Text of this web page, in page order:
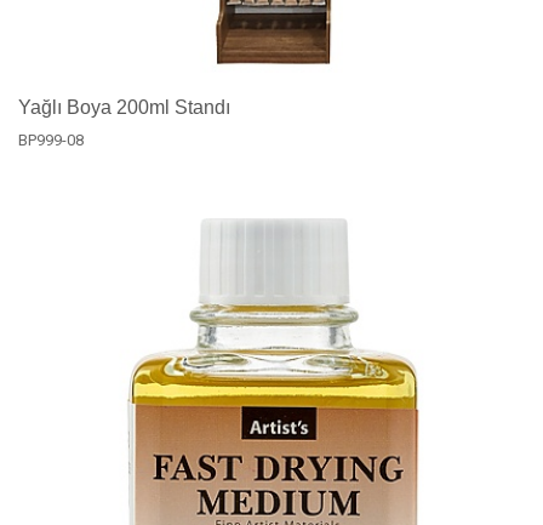
Yağlı Boya 200ml Standı
BP999-08